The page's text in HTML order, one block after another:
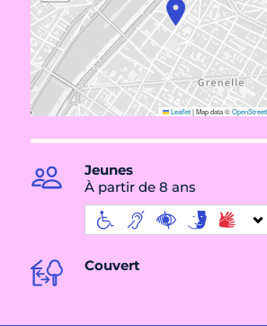
Leaflet|Map data ©
Jeunes
À partir de 8 ans
Couvert